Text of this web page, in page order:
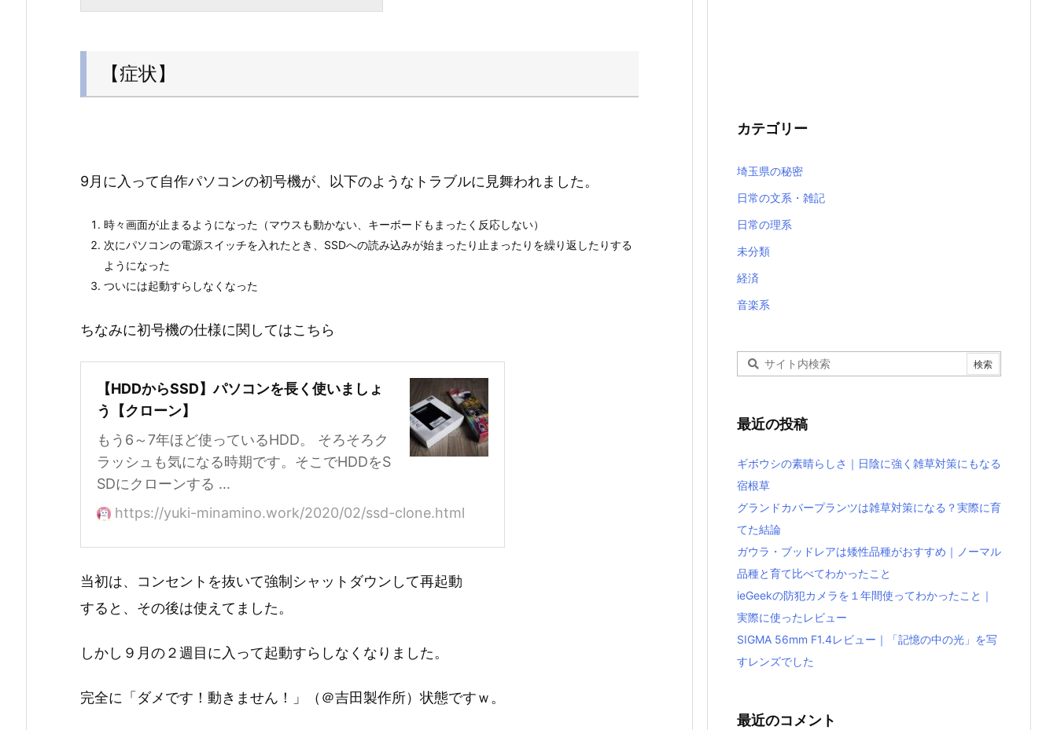
【症状】
9月に入って自作パソコンの初号機が、以下のようなトラブルに見舞われました。
時々画面が止まるようになった（マウスも動かない、キーボードもまったく反応しない）
次にパソコンの電源スイッチを入れたとき、SSDへの読み込みが始まったり止まったりを繰り返したりする
ようになった
ついには起動すらしなくなった
ちなみに初号機の仕様に関してはこちら
【HDDからSSD】パソコンを長く使いましょ
う【クローン】
もう6～7年ほど使っているHDD。 そろそろク
ラッシュも気になる時期です。そこでHDDをS
SDにクローンする ...
https://yuki-minamino.work/2020/02/ssd-clone.html
当初は、コンセントを抜いて強制シャットダウンして再起動
すると、その後は使えてました。
しかし９月の２週目に入って起動すらしなくなりました。
完全に「ダメです！動きません！」（＠吉田製作所）状態ですｗ。
カテゴリー
埼玉県の秘密
日常の文系・雑記
日常の理系
未分類
経済
音楽系
最近の投稿
ギボウシの素晴らしさ｜日陰に強く雑草対策にもなる
宿根草
グランドカバープランツは雑草対策になる？実際に育
てた結論
ガウラ・ブッドレアは矮性品種がおすすめ｜ノーマル
品種と育て比べてわかったこと
ieGeekの防犯カメラを１年間使ってわかったこと｜
実際に使ったレビュー
SIGMA 56mm F1.4レビュー｜「記憶の中の光」を写
すレンズでした
最近のコメント